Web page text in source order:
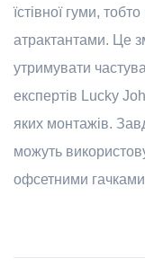
їстівної гуми,
атрактантами. Це
утримувати
експертів Lucky
яких монтажів.
можуть
офсетними